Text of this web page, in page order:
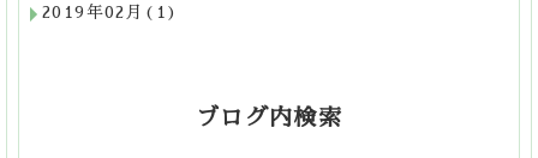
2019年02月(1)
ブログ内検索